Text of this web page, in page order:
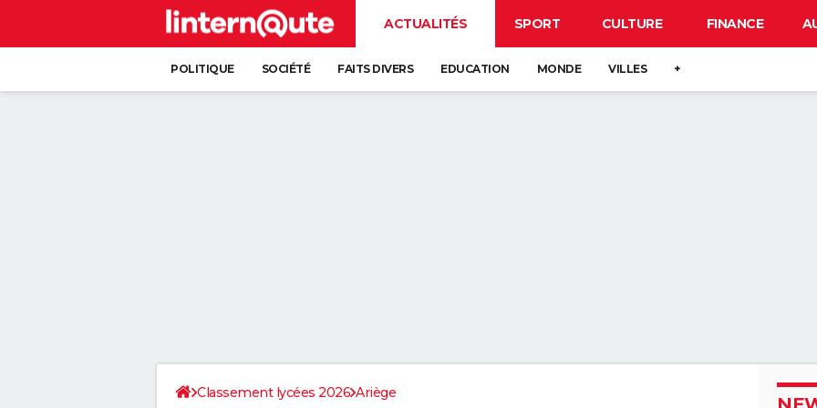
ACTUALITÉS SPORT CULTURE FINANCE
POLITIQUE SOCIÉTÉ FAITS DIVERS EDUCATION MONDE VILLES +
Classement lycées 2026 Ariège